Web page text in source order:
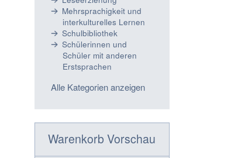
Mehrsprachigkeit und
interkulturelles Lernen
Schulbibliothek
Schülerinnen und
Schüler mit anderen
Erstsprachen
Alle Kategorien anzeigen
Warenkorb Vorschau